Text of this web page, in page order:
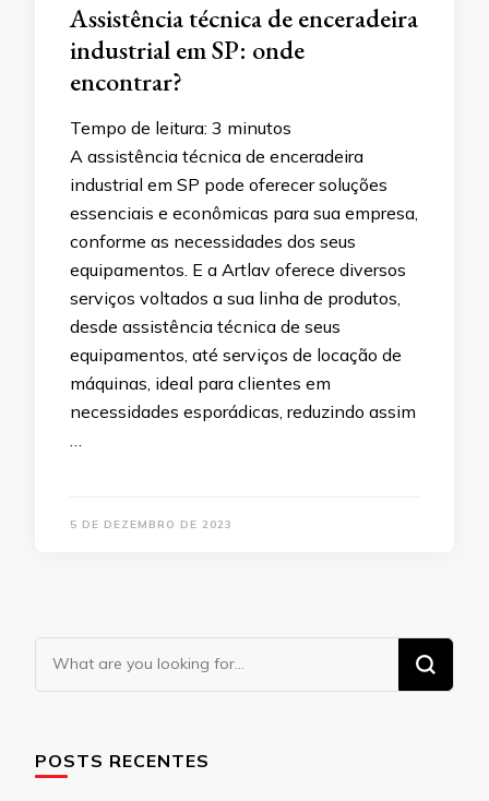
Assistência técnica de enceradeira
industrial em SP: onde
encontrar?
Tempo de leitura: 3 minutos
A assistência técnica de enceradeira
industrial em SP pode oferecer soluções
essenciais e econômicas para sua empresa,
conforme as necessidades dos seus
equipamentos. E a Artlav oferece diversos
serviços voltados a sua linha de produtos,
desde assistência técnica de seus
equipamentos, até serviços de locação de
máquinas, ideal para clientes em
necessidades esporádicas, reduzindo assim
…
5 DE DEZEMBRO DE 2023
Looking
for
POSTS RECENTES